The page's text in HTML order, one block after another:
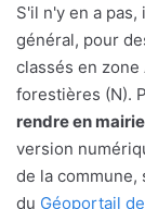
S'il n'y en a
général, pour
classés en
forestières (N).
rendre en mairie
version
de la commune,
du Géoportail